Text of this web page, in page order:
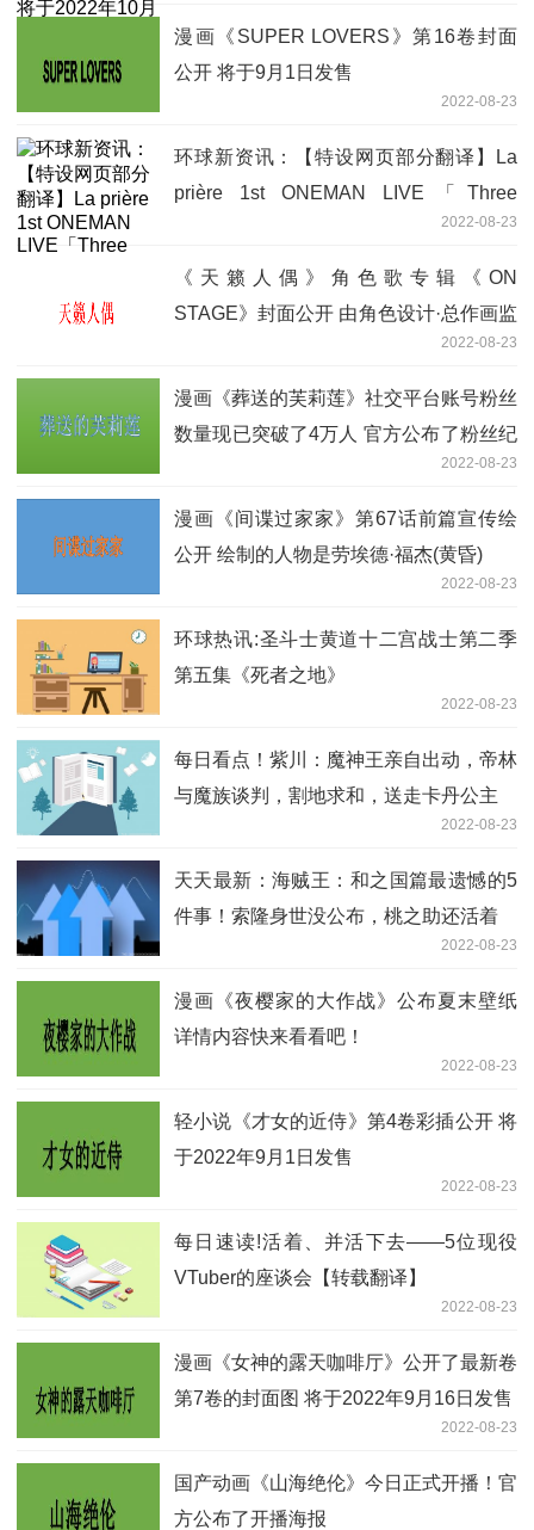
漫画《SUPER LOVERS》第16卷封面
公开 将于9月1日发售
2022-08-23
环球新资讯：【特设网页部分翻译】La
prière 1st ONEMAN LIVE「Three
2022-08-23
《天籁人偶》角色歌专辑《ON
STAGE》封面公开 由角色设计·总作画监
2022-08-23
漫画《葬送的芙莉莲》社交平台账号粉丝
数量现已突破了4万人 官方公布了粉丝纪
2022-08-23
漫画《间谍过家家》第67话前篇宣传绘
公开 绘制的人物是劳埃德·福杰(黄昏)
2022-08-23
环球热讯:圣斗士黄道十二宫战士第二季
第五集《死者之地》
2022-08-23
每日看点！紫川：魔神王亲自出动，帝林
与魔族谈判，割地求和，送走卡丹公主
2022-08-23
天天最新：海贼王：和之国篇最遗憾的5
件事！索隆身世没公布，桃之助还活着
2022-08-23
漫画《夜樱家的大作战》公布夏末壁纸
详情内容快来看看吧！
2022-08-23
轻小说《才女的近侍》第4卷彩插公开 将
于2022年9月1日发售
2022-08-23
每日速读!活着、并活下去——5位现役
VTuber的座谈会【转载翻译】
2022-08-23
漫画《女神的露天咖啡厅》公开了最新卷
第7卷的封面图 将于2022年9月16日发售
2022-08-23
国产动画《山海绝伦》今日正式开播！官
方公布了开播海报